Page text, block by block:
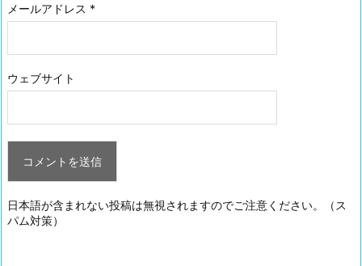
メールアドレス *
ウェブサイト
日本語が含まれない投稿は無視されますのでご注意ください。（ス
パム対策）